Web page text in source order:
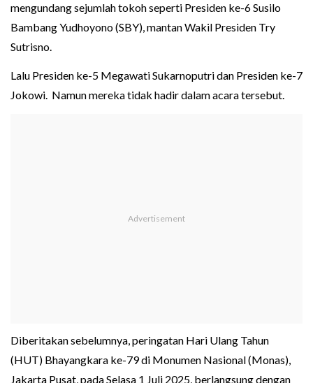
mengundang sejumlah tokoh seperti Presiden ke-6 Susilo
Bambang Yudhoyono (SBY), mantan Wakil Presiden Try
Sutrisno.
Lalu Presiden ke-5 Megawati Sukarnoputri dan Presiden ke-7
Jokowi. Namun mereka tidak hadir dalam acara tersebut.
Diberitakan sebelumnya, peringatan Hari Ulang Tahun
(HUT) Bhayangkara ke-79 di Monumen Nasional (Monas),
Jakarta Pusat, pada Selasa 1 Juli 2025, berlangsung dengan